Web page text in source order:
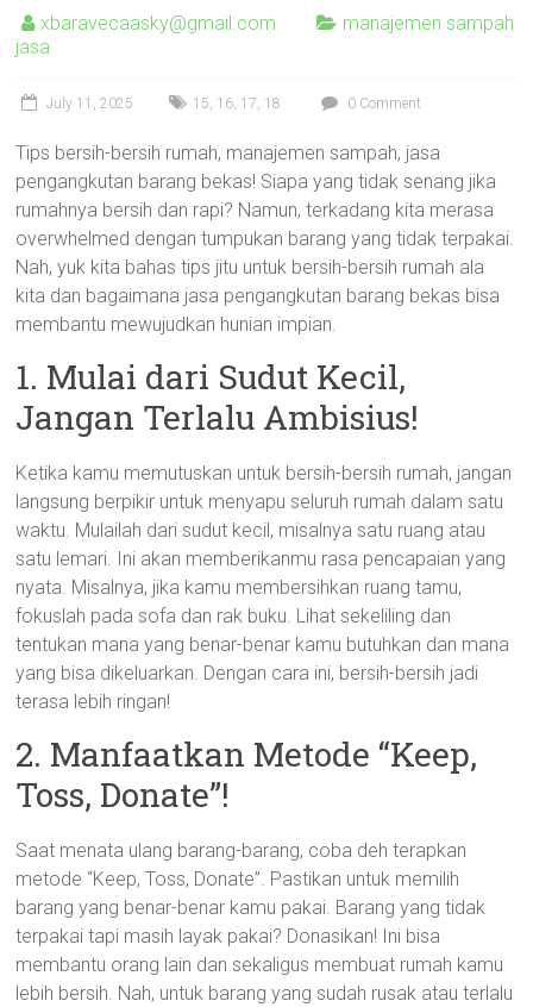
xbaravecaasky@gmail.com
manajemen sampah
jasa
July 11, 2025 15, 16, 17, 18 0 Comment
Tips bersih-bersih rumah, manajemen sampah, jasa
pengangkutan barang bekas! Siapa yang tidak senang jika
rumahnya bersih dan rapi? Namun, terkadang kita merasa
overwhelmed dengan tumpukan barang yang tidak terpakai.
Nah, yuk kita bahas tips jitu untuk bersih-bersih rumah ala
kita dan bagaimana jasa pengangkutan barang bekas bisa
membantu mewujudkan hunian impian.
1. Mulai dari Sudut Kecil,
Jangan Terlalu Ambisius!
Ketika kamu memutuskan untuk bersih-bersih rumah, jangan
langsung berpikir untuk menyapu seluruh rumah dalam satu
waktu. Mulailah dari sudut kecil, misalnya satu ruang atau
satu lemari. Ini akan memberikanmu rasa pencapaian yang
nyata. Misalnya, jika kamu membersihkan ruang tamu,
fokuslah pada sofa dan rak buku. Lihat sekeliling dan
tentukan mana yang benar-benar kamu butuhkan dan mana
yang bisa dikeluarkan. Dengan cara ini, bersih-bersih jadi
terasa lebih ringan!
2. Manfaatkan Metode “Keep,
Toss, Donate”!
Saat menata ulang barang-barang, coba deh terapkan
metode “Keep, Toss, Donate”. Pastikan untuk memilih
barang yang benar-benar kamu pakai. Barang yang tidak
terpakai tapi masih layak pakai? Donasikan! Ini bisa
membantu orang lain dan sekaligus membuat rumah kamu
lebih bersih. Nah, untuk barang yang sudah rusak atau terlalu